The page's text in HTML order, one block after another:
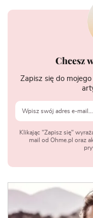
Chcesz
Zapisz się do
Klikając "Zapisz się"
mail od Ohme.pl oraz